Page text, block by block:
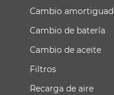
Cambio
Cambio de batería
Cambio de aceite
Filtros
Recarga de aire